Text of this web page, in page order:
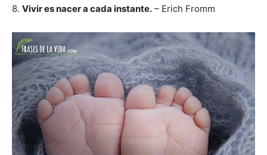
8. Vivir es nacer a cada instante. – Erich Fromm